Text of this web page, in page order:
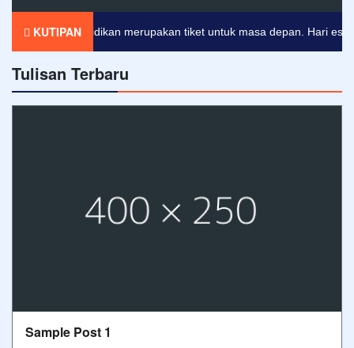
KUTIPAN
Pendidikan merupakan tiket untuk masa depan. Hari esok
Tulisan Terbaru
Sample Post 1